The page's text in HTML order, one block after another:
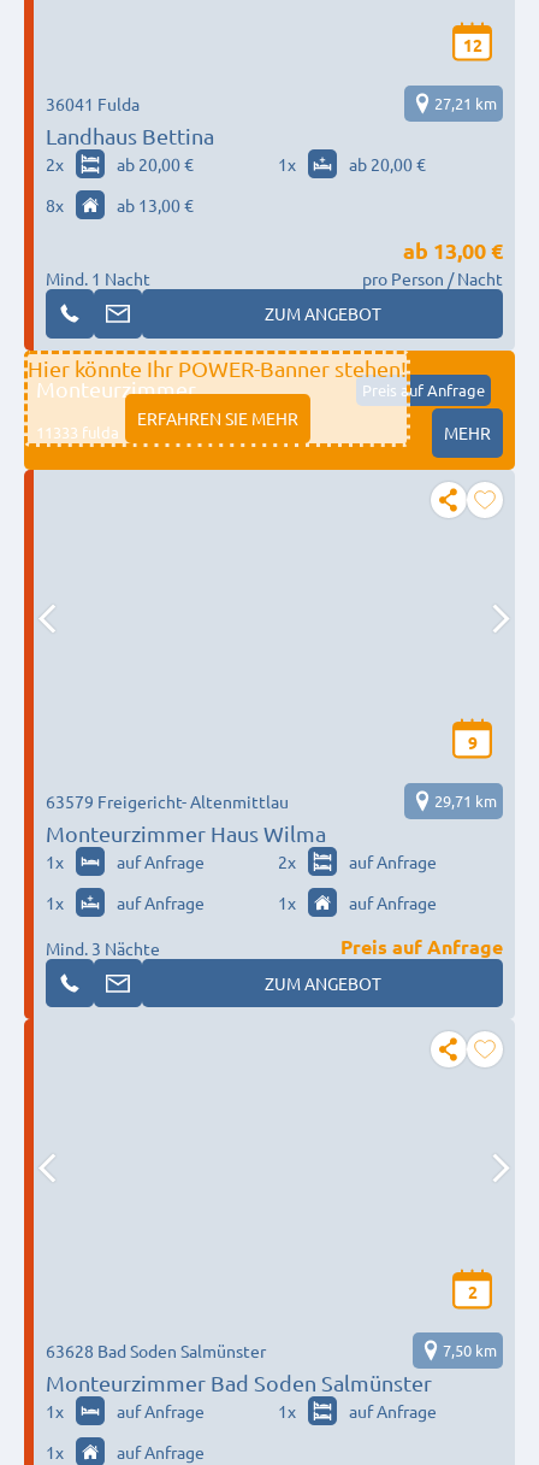
12
Landhaus Bettina
36041 Fulda 27,21 km
2x ab 20,00 € 1x
ab 20,00 €
8x ab 13,00 €
Mind. 1 Nacht
ab 13,00 €
pro Person / Nacht
ZUM ANGEBOT
Hier könnte Ihr POWER-Banner stehen!
ERFAHREN SIE MEHR
Monteurzimmer Preis auf Anfrage
11333 fulda MEHR
9
Monteurzimmer Haus Wilma
63579 Freigericht- Altenmittlau 29,71 km
1x auf Anfrage 2x
auf Anfrage
1x auf Anfrage 1x auf Anfrage
Mind. 3 Nächte
Preis auf Anfrage
ZUM ANGEBOT
2
Monteurzimmer Bad Soden Salmünster
63628 Bad Soden Salmünster 7,50 km
1x auf Anfrage 1x
auf Anfrage
1x auf Anfrage